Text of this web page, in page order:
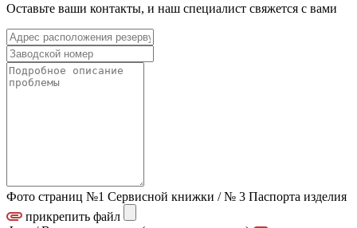
Оставьте ваши контакты, и наш специалист свяжется с вами
Фото страниц №1 Сервисной книжки / № 3 Паспорта изделия
прикрепить файл